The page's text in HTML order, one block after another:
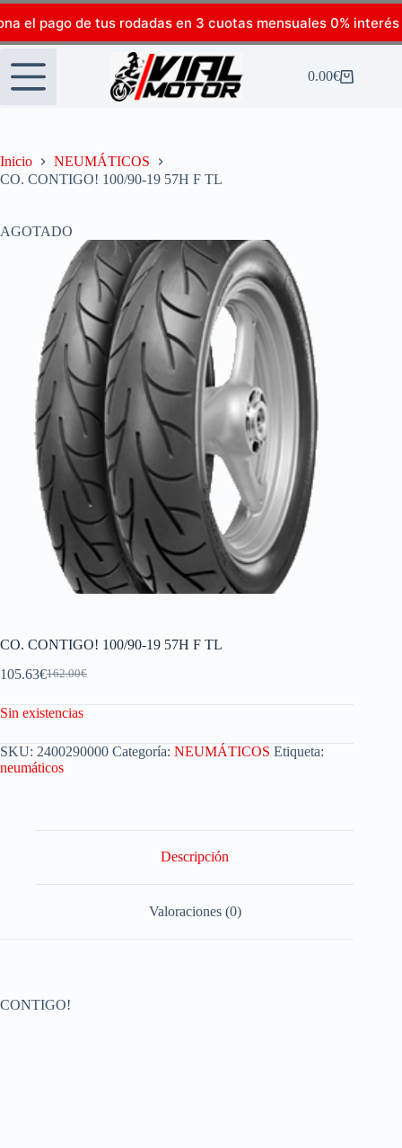
el pago de tus rodadas en 3 cuotas mensuales 0% interés
0.00€
Inicio
NEUMÁTICOS
CO. CONTIGO! 100/90-19 57H F TL
AGOTADO
CO. CONTIGO! 100/90-19 57H F TL
162.00€
105.63€
Sin existencias
SKU: 2400290000 Categoría: NEUMÁTICOS Etiqueta:
neumáticos
Descripción
Valoraciones (0)
CONTIGO!